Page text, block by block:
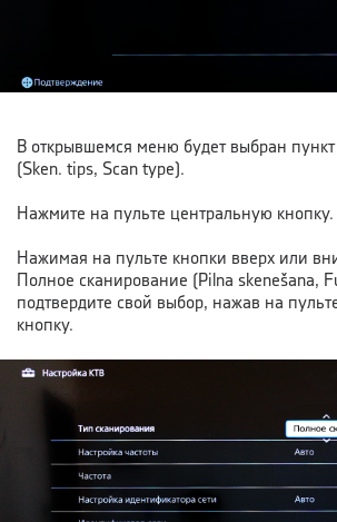
В открывшемся меню будет выбран
(Sken. tips, Scan type).
Нажмите на пульте центральную кнопку.
Нажимая на пульте кнопки вверх или
Полное сканирование (Pilna skenešana,
подтвердите свой выбор, нажав на
кнопку.